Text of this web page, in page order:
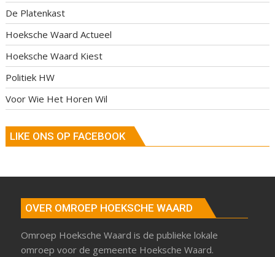
De Platenkast
Hoeksche Waard Actueel
Hoeksche Waard Kiest
Politiek HW
Voor Wie Het Horen Wil
LIKE ONS OP FACEBOOK
OVER OMROEP HOEKSCHE WAARD
Omroep Hoeksche Waard is de publieke lokale
omroep voor de gemeente Hoeksche Waard.